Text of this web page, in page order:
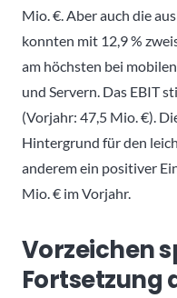
Mio. €. Aber auch die
konnten mit 12,9 %
am höchsten bei
und Servern. Das EBIT
(Vorjahr: 47,5 Mio. €).
Hintergrund für den
anderem ein positiver
Mio. € im Vorjahr.
Vorzeichen
Fortsetzung